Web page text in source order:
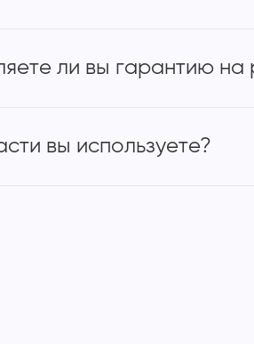
ли вы гарантию на
вы используете?